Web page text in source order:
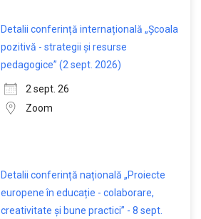
Detalii conferință internațională „Școala
pozitivă - strategii și resurse
pedagogice” (2 sept. 2026)
2 sept. 26
Zoom
Detalii conferință națională „Proiecte
europene în educație - colaborare,
creativitate și bune practici” - 8 sept.